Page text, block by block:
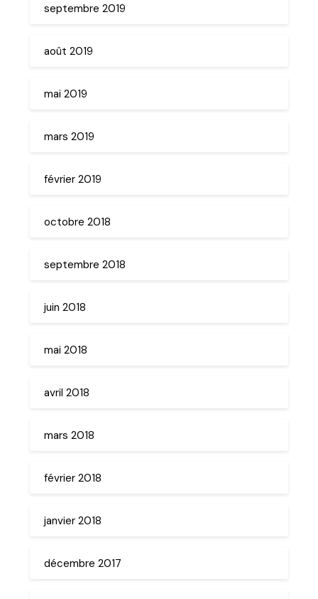
septembre 2019
août 2019
mai 2019
mars 2019
février 2019
octobre 2018
septembre 2018
juin 2018
mai 2018
avril 2018
mars 2018
février 2018
janvier 2018
décembre 2017